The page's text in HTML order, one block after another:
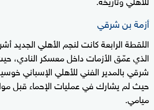
أزمة بن شرقي
اللقطة الرابعة كانت لنجم الأهلي
الذي عمّق الأزمات داخل معسكر النادي،
شرقي بالمدير الفني للأهلي الإسباني
حيث لم يشارك في عمليات الإحماء قبل
ميامي.